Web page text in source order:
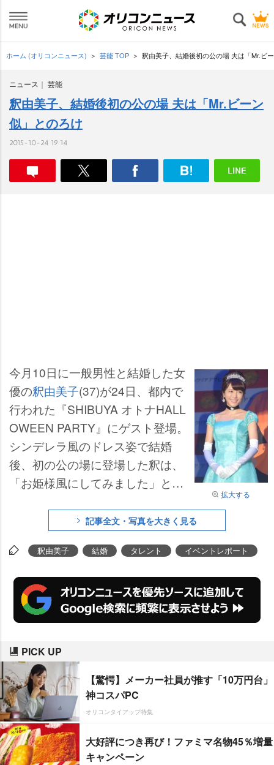
ホーム (オリコンニュース) 芸能 TOP 釈由美子、結婚後初の公の場 夫は「Mr.ビ
ニュース 芸能
釈由美子、結婚後初の公の場 夫は「Mr.ビーン
似」とのろけ
2015-10-24 19:14
拡大する
今月10日に一般男性と結婚した女
優の釈由美子(37)が24日、都内で
行われた『SHIBUYA オトナHALL
OWEEN PARTY』にゲスト登場。
シンデレラ風のドレス姿で結婚
後、初の公の場に登場した釈は、
「お姫様風にしてみました」とほ
れると「ありがとうございます」
記事全文・写真を大きく見る
釈由美子 結婚 タレント イベントレポート
PICK UP
【驚愕】メーカー社員が推す「10万円台」
神コスパPC
オリコンタイアップ特集
大好評につき再び！ファミマ名物45％増量
キャンペーン